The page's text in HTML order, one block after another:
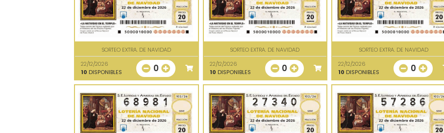
SORTEO EXTRA. DE NAVIDAD
22/12/2026
10 DISPONIBLES 0
SORTEO EXTRA. DE NAVIDAD
22/12/2026
10 DISPONIBLES 0
SORTEO EXTRA. DE NAVIDAD
22/12/2026
10 DISPONIBLES 0